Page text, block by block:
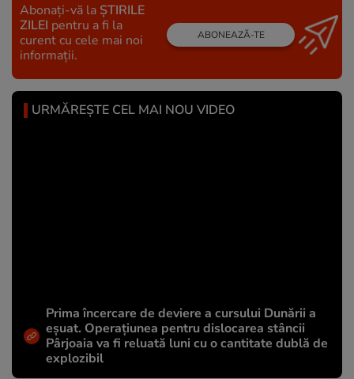
Abonați-vă la ȘTIRILE
ZILEI pentru a fi la
curent cu cele mai noi
informații.
ABONEAZĂ-TE
URMĂREȘTE CEL MAI NOU VIDEO
Prima încercare de deviere a cursului Dunării a
eșuat. Operațiunea pentru dislocarea stâncii
Pârjoaia va fi reluată luni cu o cantitate dublă de
explozibil